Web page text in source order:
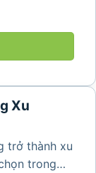
và xây
Xu
trở thành xu
trong